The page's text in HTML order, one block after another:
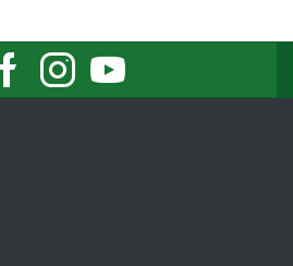
FacebookInstagramYoutube